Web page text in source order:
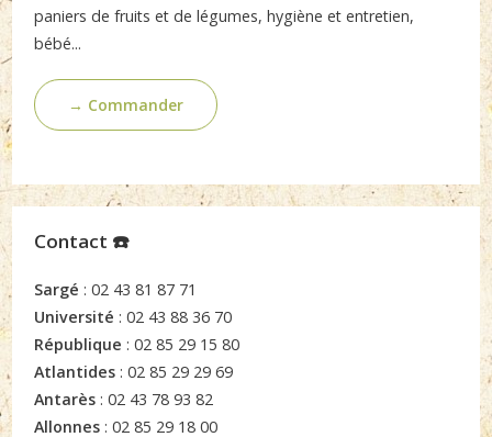
paniers de fruits et de légumes, hygiène et entretien,
bébé...
→ Commander
Contact ☎️
Sargé : 02 43 81 87 71
Université : 02 43 88 36 70
République : 02 85 29 15 80
Atlantides : 02 85 29 29 69
Antarès : 02 43 78 93 82
Allonnes : 02 85 29 18 00